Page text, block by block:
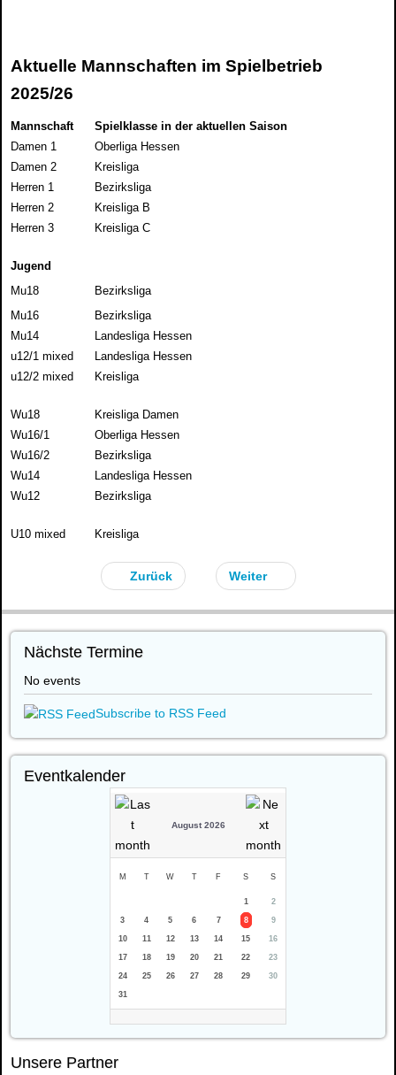
Aktuelle Mannschaften im Spielbetrieb
2025/26
Mannschaft
Spielklasse in der aktuellen Saison
Damen 1
Oberliga Hessen
Damen 2
Kreisliga
Herren 1
Bezirksliga
Herren 2
Kreisliga B
Herren 3
Kreisliga C
Jugend
Mu18
Bezirksliga
Mu16
Bezirksliga
Mu14
Landesliga Hessen
u12/1 mixed
Landesliga Hessen
u12/2 mixed
Kreisliga
Wu18
Kreisliga Damen
Wu16/1
Oberliga Hessen
Wu16/2
Bezirksliga
Wu14
Landesliga Hessen
Wu12
Bezirksliga
U10 mixed Kreisliga
Zurück Weiter
Nächste Termine
No events
Subscribe to RSS Feed
Eventkalender
August 2026
M T W T F S S
1 2
3 4 5 6 7 8 9
10 11 12 13 14 15 16
17 18 19 20 21 22 23
24 25 26 27 28 29 30
31
Unsere Partner